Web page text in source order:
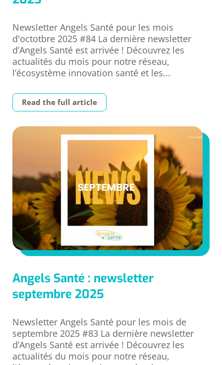
Newsletter Angels Santé pour les mois
d'octotbre 2025 #84 La dernière newsletter
d’Angels Santé est arrivée ! Découvrez les
actualités du mois pour notre réseau,
l’écosystème innovation santé et les...
Read the full article
Angels Santé : newsletter
septembre 2025
Newsletter Angels Santé pour les mois de
septembre 2025 #83 La dernière newsletter
d’Angels Santé est arrivée ! Découvrez les
actualités du mois pour notre réseau,